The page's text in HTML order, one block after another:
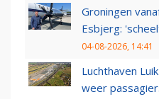
Groningen
Esbjerg:
04-08-2026, 14:41
Luchthaven
weer